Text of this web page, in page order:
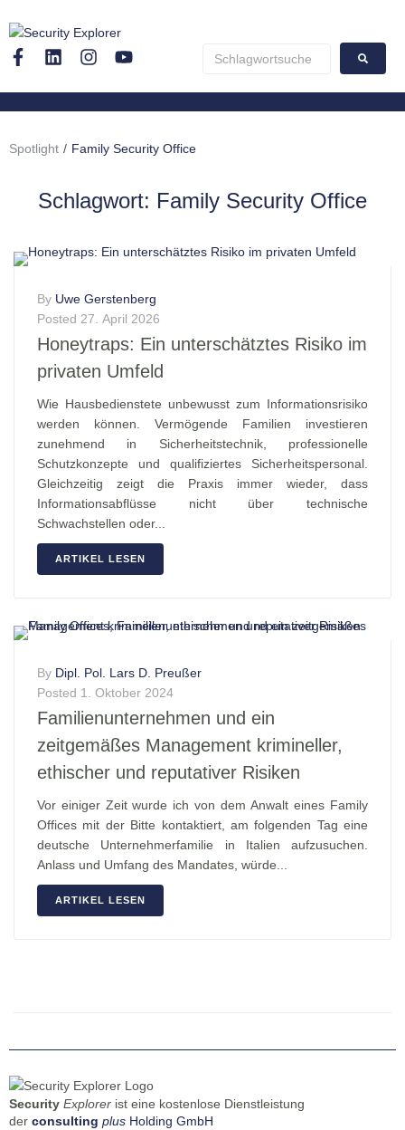
Spotlight / Family Security Office
Schlagwort: Family Security Office
By Uwe Gerstenberg
Posted 27. April 2026
Honeytraps: Ein unterschätztes Risiko im
privaten Umfeld
Wie Hausbedienstete unbewusst zum Informationsrisiko
werden können. Vermögende Familien investieren
zunehmend in Sicherheitstechnik, professionelle
Schutzkonzepte und qualifiziertes Sicherheitspersonal.
Gleichzeitig zeigt die Praxis immer wieder, dass
Informationsabflüsse nicht über technische
Schwachstellen oder...
ARTIKEL LESEN
By Dipl. Pol. Lars D. Preußer
Posted 1. Oktober 2024
Familienunternehmen und ein
zeitgemäßes Management krimineller,
ethischer und reputativer Risiken
Vor einiger Zeit wurde ich von dem Anwalt eines Family
Offices mit der Bitte kontaktiert, am folgenden Tag eine
deutsche Unternehmerfamilie in Italien aufzusuchen.
Anlass und Umfang des Mandates, würde...
ARTIKEL LESEN
Security Explorer ist eine kostenlose Dienstleistung
der consulting plus Holding GmbH